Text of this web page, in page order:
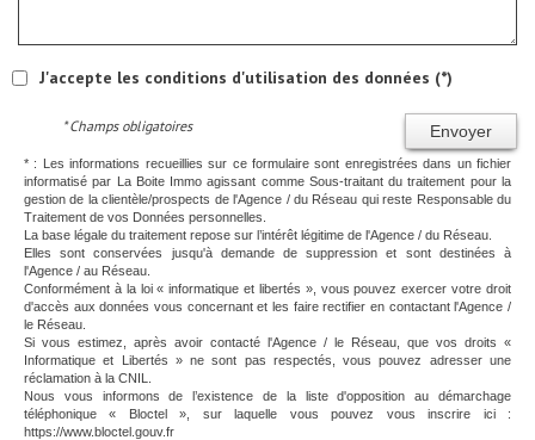
J'accepte les conditions d'utilisation des données (*)
Envoyer
* Champs obligatoires
* : Les informations recueillies sur ce formulaire sont enregistrées dans un fichier
informatisé par La Boite Immo agissant comme Sous-traitant du traitement pour la
gestion de la clientèle/prospects de l'Agence / du Réseau qui reste Responsable du
Traitement de vos Données personnelles.
La base légale du traitement repose sur l’intérêt légitime de l'Agence / du Réseau.
Elles sont conservées jusqu'à demande de suppression et sont destinées à
l'Agence / au Réseau.
Conformément à la loi « informatique et libertés », vous pouvez exercer votre droit
d'accès aux données vous concernant et les faire rectifier en contactant l'Agence /
le Réseau.
Si vous estimez, après avoir contacté l'Agence / le Réseau, que vos droits «
Informatique et Libertés » ne sont pas respectés, vous pouvez adresser une
réclamation à la CNIL.
Nous vous informons de l’existence de la liste d'opposition au démarchage
téléphonique « Bloctel », sur laquelle vous pouvez vous inscrire ici :
https://www.bloctel.gouv.fr